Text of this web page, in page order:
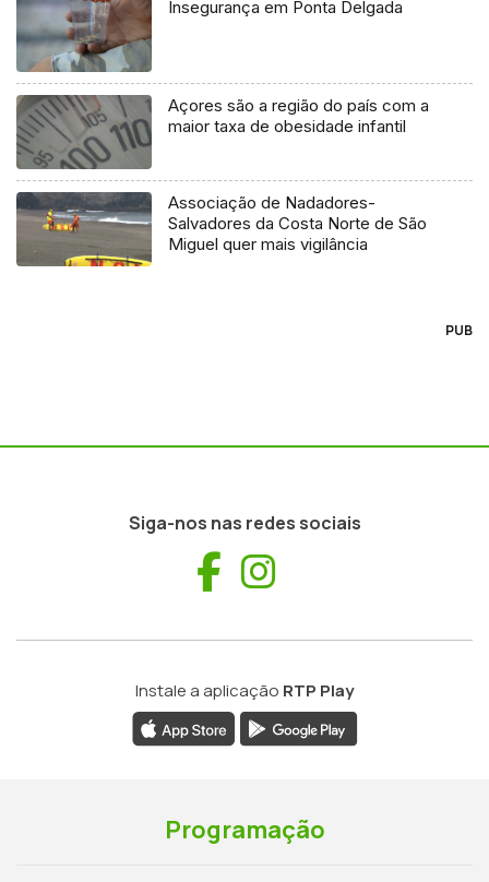
Insegurança em Ponta Delgada
Açores são a região do país com a
maior taxa de obesidade infantil
Associação de Nadadores-
Salvadores da Costa Norte de São
Miguel quer mais vigilância
PUB
Siga-nos nas redes sociais
Facebook
Instale a aplicação RTP Play
Programação